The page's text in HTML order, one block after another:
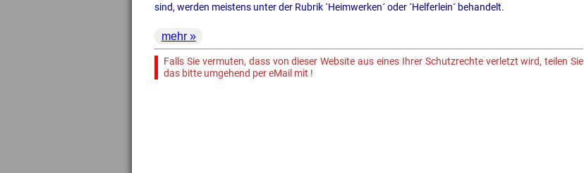
sind, werden meistens unter der Rubrik ´Heimwerken´ oder ´Helferlein´ behandelt.
mehr
Falls Sie vermuten, dass von dieser Website aus eines Ihrer Schutzrechte verletzt wird, teilen Sie
das bitte umgehend per eMail mit !